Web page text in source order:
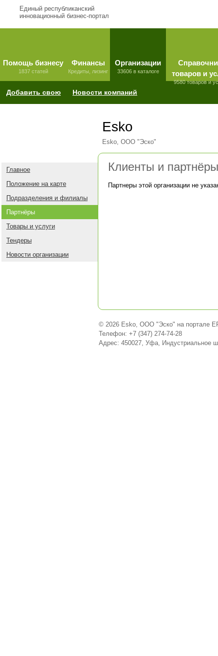
Единый республиканский
инновационный бизнес-портал
Помощь бизнесу
1837 статей
Финансы
Кредиты, лизинг
Организации
33606 в каталоге
товаров и
9580 товаров и
Добавить свою Новости компаний
Esko
Esko, ООО "Эско"
Главное
Положение на карте
Подразделения и филиалы
Партнёры
Товары и услуги
Тендеры
Новости организации
Клиенты и партнёры
Партнеры этой организации не
© 2026 Esko, ООО "Эско" на портале
Телефон: +7 (347) 274-74-28
Адрес: 450027, Уфа, Индустриальное